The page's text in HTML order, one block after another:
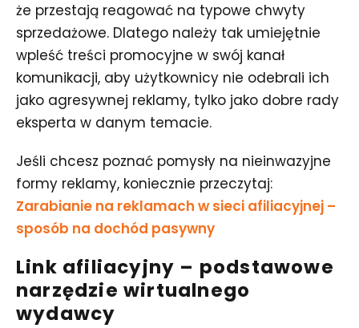
że przestają reagować na typowe chwyty
sprzedażowe. Dlatego należy tak umiejętnie
wpleść treści promocyjne w swój kanał
komunikacji, aby użytkownicy nie odebrali ich
jako agresywnej reklamy, tylko jako dobre rady
eksperta w danym temacie.
Jeśli chcesz poznać pomysły na nieinwazyjne
formy reklamy, koniecznie przeczytaj:
Zarabianie na reklamach w sieci afiliacyjnej –
sposób na dochód pasywny
Link afiliacyjny – podstawowe
narzędzie wirtualnego
wydawcy